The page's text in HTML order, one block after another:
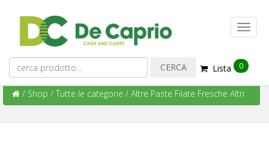
Lista 0
/ Shop / Tutte le categorie / Altre Paste Filate Fresche Altri